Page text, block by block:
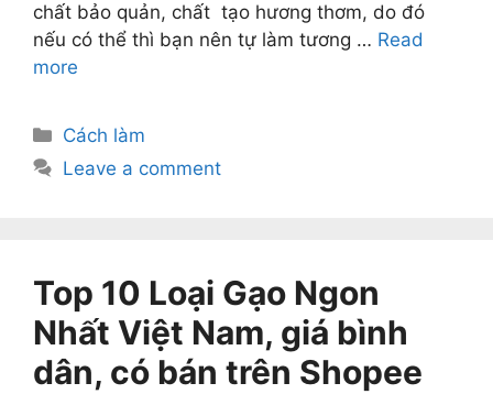
chất bảo quản, chất tạo hương thơm, do đó
nếu có thể thì bạn nên tự làm tương … Read
more
Categories
Cách làm
Leave a comment
Top 10 Loại Gạo Ngon
Nhất Việt Nam, giá bình
dân, có bán trên Shopee